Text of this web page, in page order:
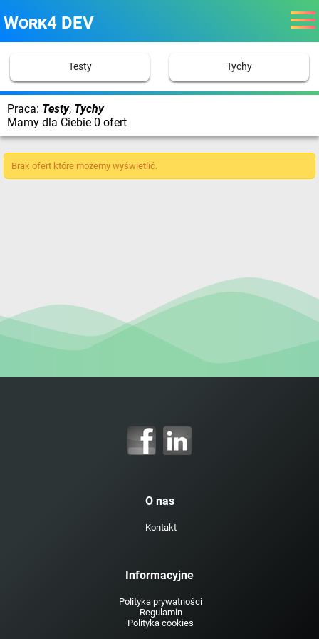
Work4 DEV
Testy Tychy
Praca: Testy, Tychy
Mamy dla Ciebie 0 ofert
Brak ofert które możemy wyświetlić.
O nas
Kontakt
Informacyjne
Polityka prywatności
Regulamin
Polityka cookies